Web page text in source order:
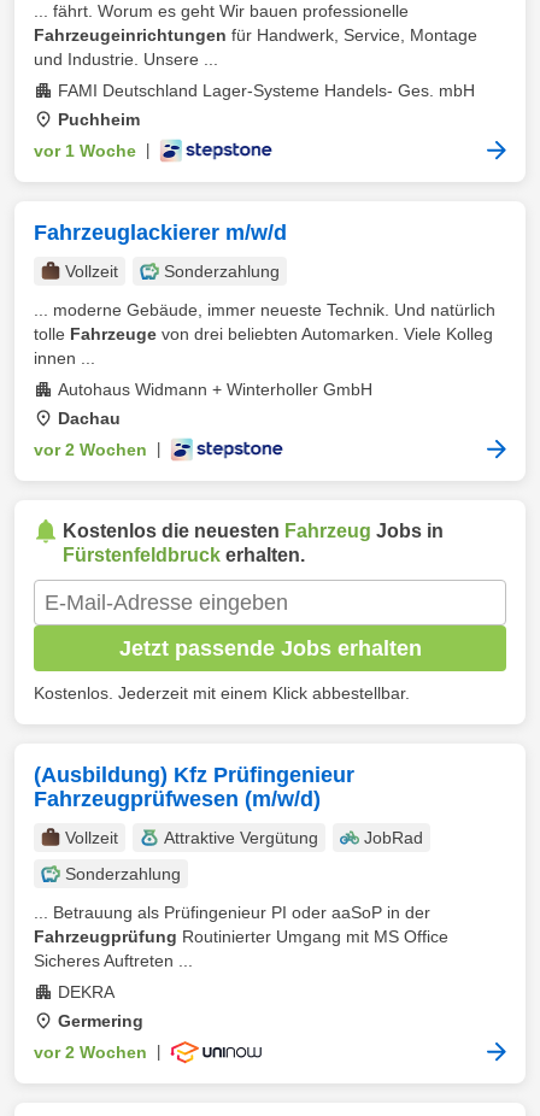
... fährt. Worum es geht Wir bauen professionelle
Fahrzeugeinrichtungen für Handwerk, Service, Montage
und Industrie. Unsere ...
FAMI Deutschland Lager-Systeme Handels- Ges. mbH
Puchheim
vor 1 Woche
Fahrzeuglackierer m/w/d
Vollzeit
Sonderzahlung
... moderne Gebäude, immer neueste Technik. Und natürlich
tolle Fahrzeuge von drei beliebten Automarken. Viele Kolleg
innen ...
Autohaus Widmann + Winterholler GmbH
Dachau
vor 2 Wochen
Kostenlos die neuesten Fahrzeug Jobs in
Fürstenfeldbruck erhalten.
Jetzt passende Jobs erhalten
Kostenlos. Jederzeit mit einem Klick abbestellbar.
(Ausbildung) Kfz Prüfingenieur
Fahrzeugprüfwesen (m/w/d)
Vollzeit Attraktive Vergütung
JobRad
Sonderzahlung
... Betrauung als Prüfingenieur PI oder aaSoP in der
Fahrzeugprüfung Routinierter Umgang mit MS Office
Sicheres Auftreten ...
DEKRA
Germering
vor 2 Wochen